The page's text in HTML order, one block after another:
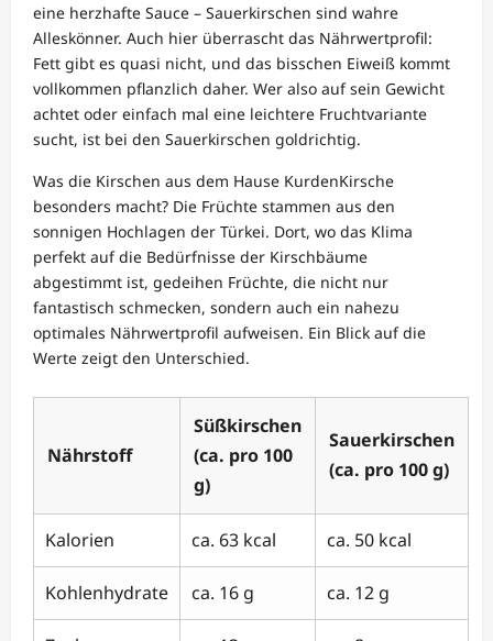
eine herzhafte Sauce – Sauerkirschen sind wahre
Alleskönner. Auch hier überrascht das Nährwertprofil:
Fett gibt es quasi nicht, und das bisschen Eiweiß kommt
vollkommen pflanzlich daher. Wer also auf sein Gewicht
achtet oder einfach mal eine leichtere Fruchtvariante
sucht, ist bei den Sauerkirschen goldrichtig.
Was die Kirschen aus dem Hause KurdenKirsche
besonders macht? Die Früchte stammen aus den
sonnigen Hochlagen der Türkei. Dort, wo das Klima
perfekt auf die Bedürfnisse der Kirschbäume
abgestimmt ist, gedeihen Früchte, die nicht nur
fantastisch schmecken, sondern auch ein nahezu
optimales Nährwertprofil aufweisen. Ein Blick auf die
Werte zeigt den Unterschied.
Nährstoff
Süßkirschen
(ca. pro 100
g)
Sauerkirschen
(ca. pro 100 g)
Kalorien ca. 63 kcal ca. 50 kcal
Kohlenhydrate ca. 16 g ca. 12 g